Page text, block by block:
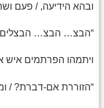
ובהא הידיעה, / פעם
“הבצ… הבצ…
ויתמהו הפרתמים איש
“הזוררת אם-דברת? /